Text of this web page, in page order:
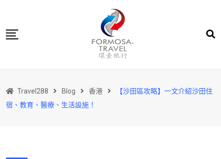
content
香港
Travel288 Blog 香港
【沙田區攻略】一文介紹沙田住
宿、教育、醫療、生活設施！